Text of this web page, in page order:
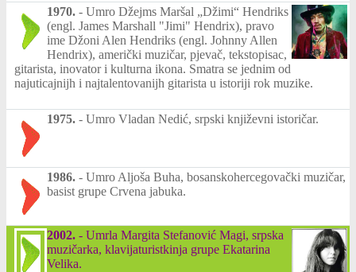
1970. - Umro Džejms Maršal „Džimi“ Hendriks
(engl. James Marshall "Jimi" Hendrix), pravo
ime Džoni Alen Hendriks (engl. Johnny Allen
Hendrix), američki muzičar, pjevač, tekstopisac,
gitarista, inovator i kulturna ikona. Smatra se jednim od
najuticajnijh i najtalentovanijh gitarista u istoriji rok muzike.
1975. - Umro Vladan Nedić, srpski književni istoričar.
1986. - Umro Aljoša Buha, bosanskohercegovački muzičar,
basist grupe Crvena jabuka.
2002. - Umrla Margita Stefanović Magi, srpska
muzičarka, klavijaturistkinja grupe Ekatarina
Velika.